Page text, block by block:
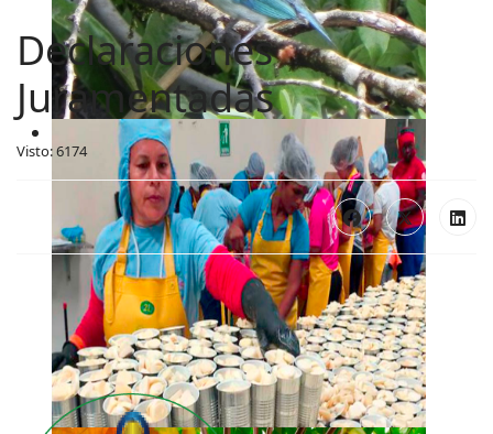
Declaraciones
Juramentadas
Visto: 6174